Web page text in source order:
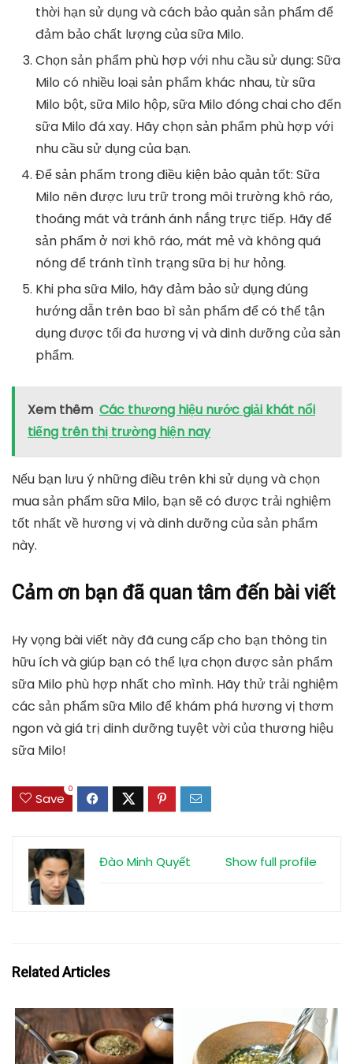
thời hạn sử dụng và cách bảo quản sản phẩm để
đảm bảo chất lượng của sữa Milo.
Chọn sản phẩm phù hợp với nhu cầu sử dụng: Sữa
Milo có nhiều loại sản phẩm khác nhau, từ sữa
Milo bột, sữa Milo hộp, sữa Milo đóng chai cho đến
sữa Milo đá xay. Hãy chọn sản phẩm phù hợp với
nhu cầu sử dụng của bạn.
Để sản phẩm trong điều kiện bảo quản tốt: Sữa
Milo nên được lưu trữ trong môi trường khô ráo,
thoáng mát và tránh ánh nắng trực tiếp. Hãy để
sản phẩm ở nơi khô ráo, mát mẻ và không quá
nóng để tránh tình trạng sữa bị hư hỏng.
Khi pha sữa Milo, hãy đảm bảo sử dụng đúng
hướng dẫn trên bao bì sản phẩm để có thể tận
dụng được tối đa hương vị và dinh dưỡng của sản
phẩm.
Xem thêm Các thương hiệu nước giải khát nổi
tiếng trên thị trường hiện nay
Nếu bạn lưu ý những điều trên khi sử dụng và chọn
mua sản phẩm sữa Milo, bạn sẽ có được trải nghiệm
tốt nhất về hương vị và dinh dưỡng của sản phẩm
này.
Cảm ơn bạn đã quan tâm đến bài viết
Hy vọng bài viết này đã cung cấp cho bạn thông tin
hữu ích và giúp bạn có thể lựa chọn được sản phẩm
sữa Milo phù hợp nhất cho mình. Hãy thử trải nghiệm
các sản phẩm sữa Milo để khám phá hương vị thơm
ngon và giá trị dinh dưỡng tuyệt vời của thương hiệu
sữa Milo!
Save
0
Show full profile
Đào Minh Quyết
Related Articles